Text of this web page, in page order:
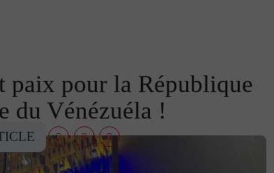
paix pour la République
du Vénézuéla !